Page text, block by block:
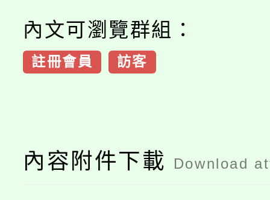
內文可瀏覽群組：
註冊會員 訪客
內容附件下載 Download